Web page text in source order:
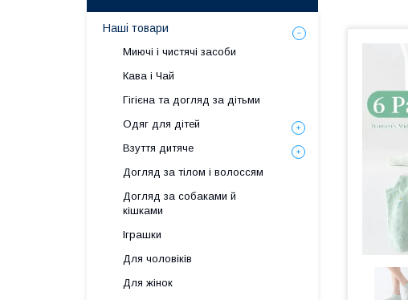
Наші товари
Миючі і чистячі засоби
Кава і Чай
Гігієна та догляд за дітьми
Одяг для дітей
Взуття дитяче
Догляд за тілом і волоссям
Догляд за собаками й
кішками
Іграшки
Для чоловіків
Для жінок